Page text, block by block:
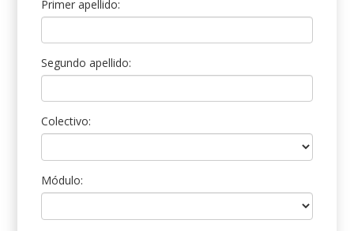
Primer apellido:
Segundo apellido:
Colectivo:
Módulo: